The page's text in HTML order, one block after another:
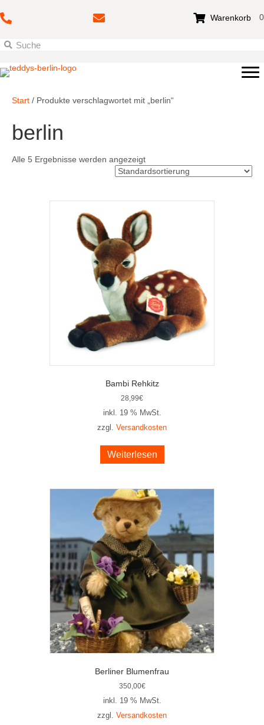
Warenkorb 0
Start / Produkte verschlagwortet mit „berlin“
berlin
Alle 5 Ergebnisse werden angezeigt
Bambi Rehkitz
28,99€
inkl. 19 % MwSt.
zzgl. Versandkosten
Weiterlesen
Berliner Blumenfrau
350,00€
inkl. 19 % MwSt.
zzgl. Versandkosten